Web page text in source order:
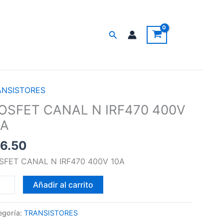
Buscar
CANAL N IRF470 400V
CANAL N IRF470 400V 10A
Añadir al carrito
TRANSISTORES